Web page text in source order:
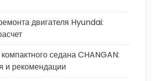
двигателя Hyundai:
седана CHANGAN:
и рекомендации